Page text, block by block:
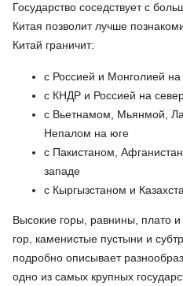
Государство соседствует с
Китая позволит лучше
Китай граничит:
с Россией и Монголией на
с КНДР и Россией на
с Вьетнамом, Мьянмой,
Непалом на юге
с Пакистаном,
западе
с Кыргызстаном и
Высокие горы, равнины, плато
гор, каменистые пустыни и
подробно описывает
одно из самых крупных